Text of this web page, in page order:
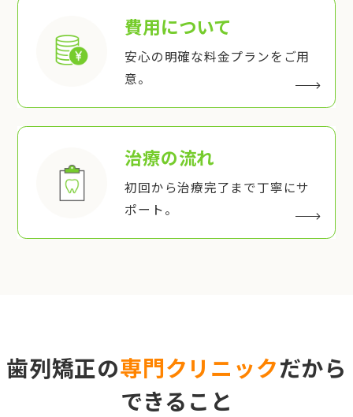
費用について
安心の明確な料金プランをご用
意。
治療の流れ
初回から治療完了まで丁寧にサ
ポート。
歯列矯正の専門クリニックだから
できること